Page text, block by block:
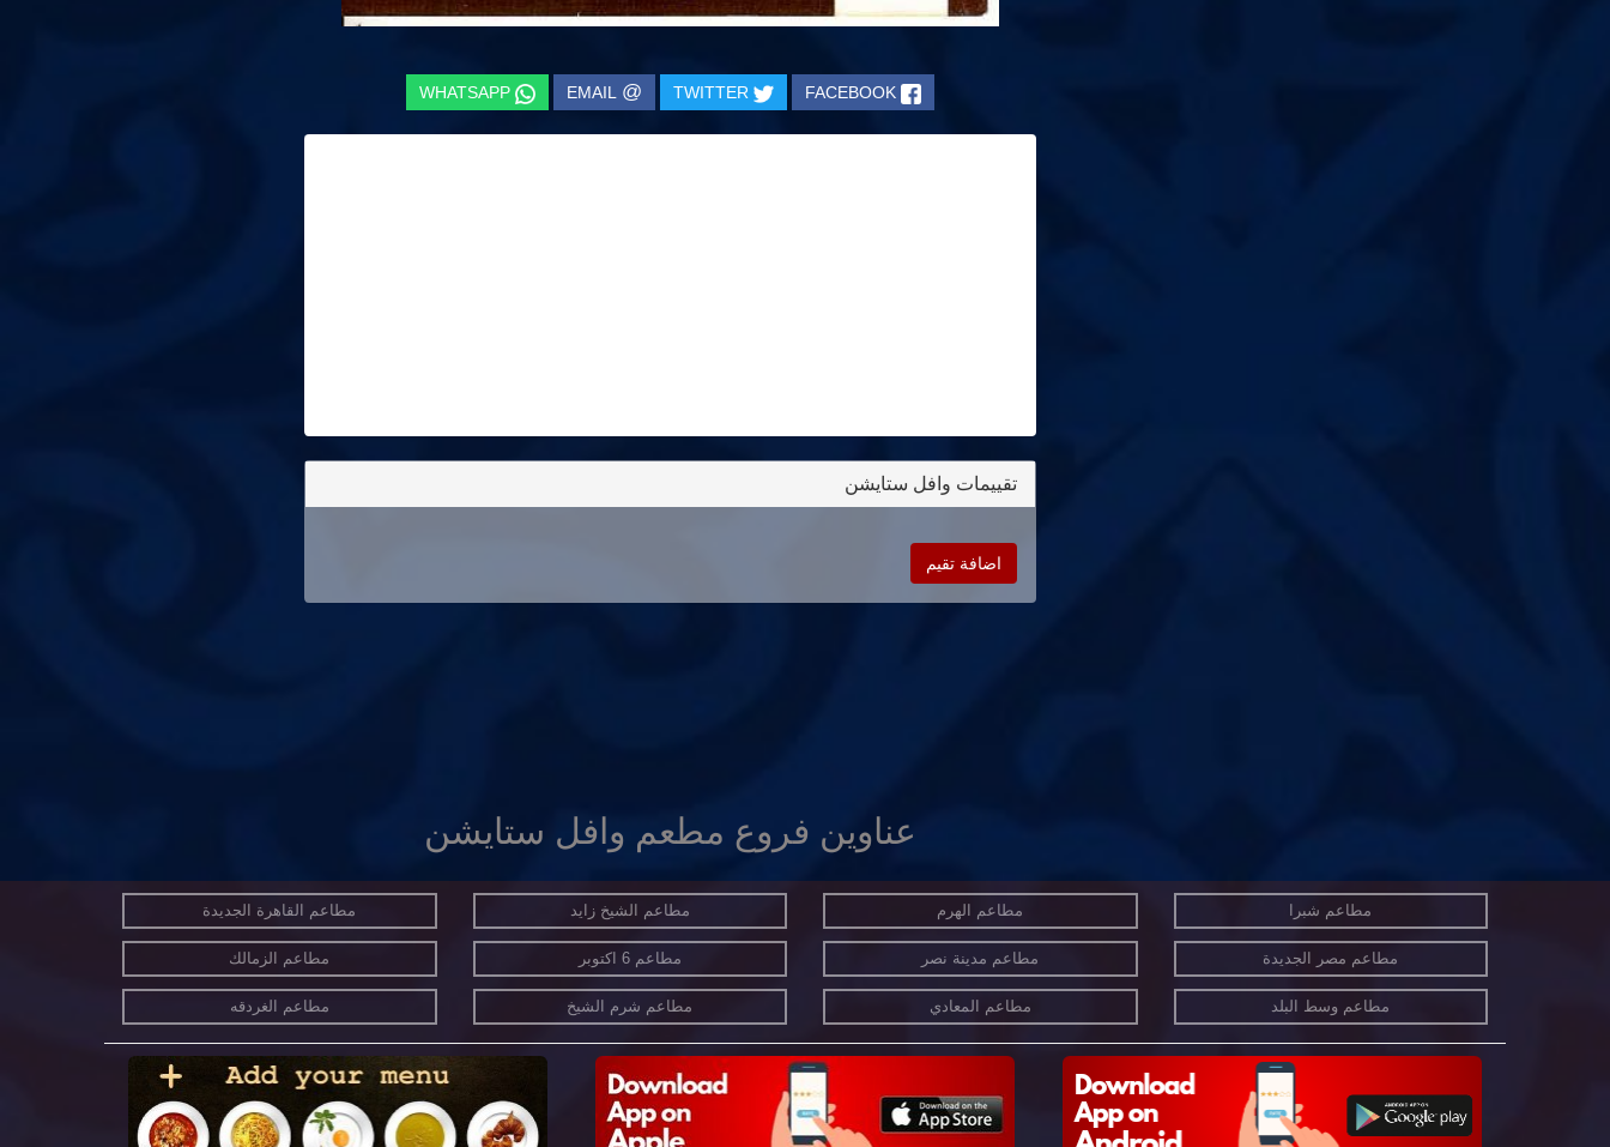
FACEBOOK
TWITTER
@
EMAIL
WHATSAPP
تقييمات وافل ستايشن
اضافة تقيم
عناوين فروع مطعم وافل ستايشن
مطاعم شبرا مطاعم الهرم مطاعم الشيخ زايد مطاعم القاهرة الجديدة
مطاعم مصر الجديدة مطاعم مدينة نصر مطاعم 6 اكتوبر مطاعم الزمالك
مطاعم وسط البلد مطاعم المعادي مطاعم شرم الشيخ مطاعم الغردقه